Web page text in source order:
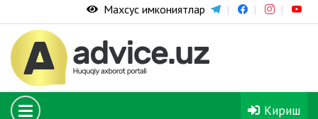
Махсус имкониятлар
Кириш